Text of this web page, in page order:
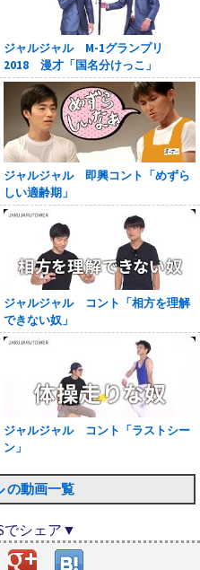
ジャルジャル M-1グランプリ
2018 漫才「国名分けっこ」
ジャルジャル 即興コント「めずら
しい適齢期」
ジャルジャル コント「相方を理解
できない奴」
ジャルジャル コント「ラストシー
ン」
の動画一覧
でシェア▼